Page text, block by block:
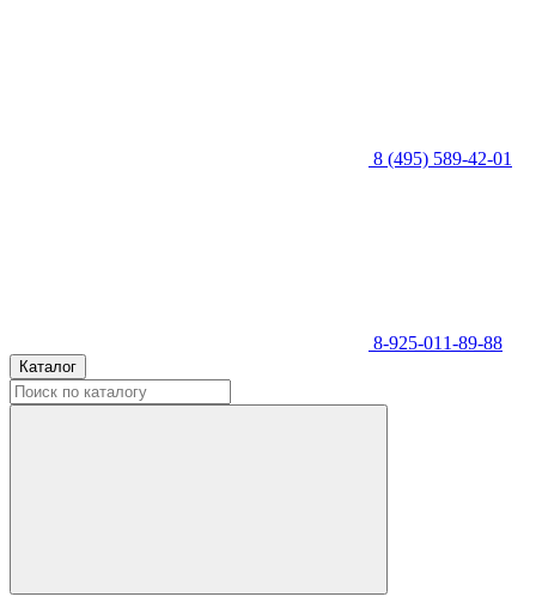
8 (495) 589-42-01
8-925-011-89-88
Каталог